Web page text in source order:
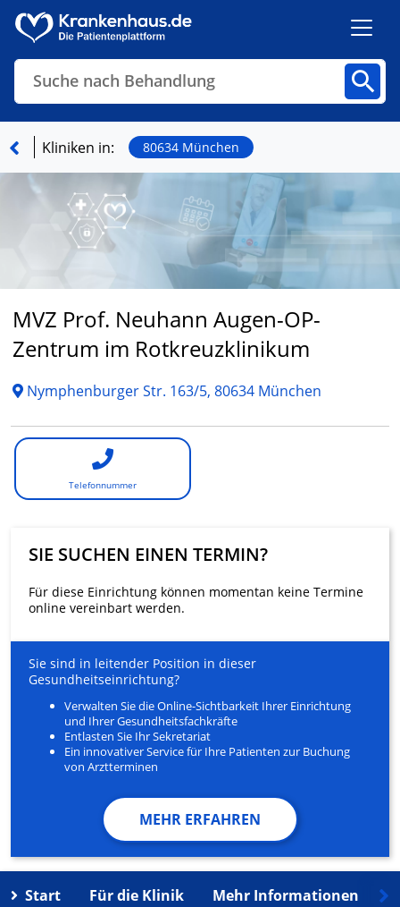
Suche nach Behandlung
Finden
Kliniken in: 80634 München
MVZ Prof. Neuhann Augen-OP-
Zentrum im Rotkreuzklinikum
Nymphenburger Str. 163/5, 80634 München
Telefonnummer
SIE SUCHEN EINEN TERMIN?
Für diese Einrichtung können momentan keine Termine
online vereinbart werden.
Sie sind in leitender Position in dieser
Gesundheitseinrichtung?
Verwalten Sie die Online-Sichtbarkeit Ihrer Einrichtung
und Ihrer Gesundheitsfachkräfte
Entlasten Sie Ihr Sekretariat
Ein innovativer Service für Ihre Patienten zur Buchung
von Arztterminen
MEHR ERFAHREN
Start Für die Klinik Mehr Informationen